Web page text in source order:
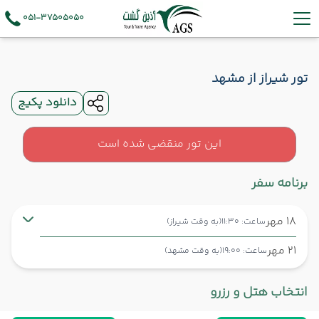
051-37505050
تور شیراز از مشهد
دانلود پکیج
این تور منقضی شده است
برنامه سفر
18 مهر ساعت: 11:30 (به وقت شیراز)
21 مهر ساعت: 19:00 (به وقت مشهد)
شروع سفر شیراز ,
انتخاب هتل و رزرو